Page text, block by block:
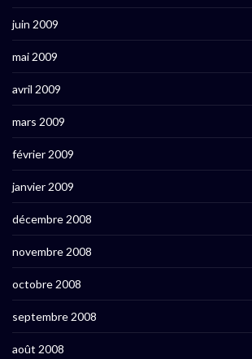
juin 2009
mai 2009
avril 2009
mars 2009
février 2009
janvier 2009
décembre 2008
novembre 2008
octobre 2008
septembre 2008
août 2008